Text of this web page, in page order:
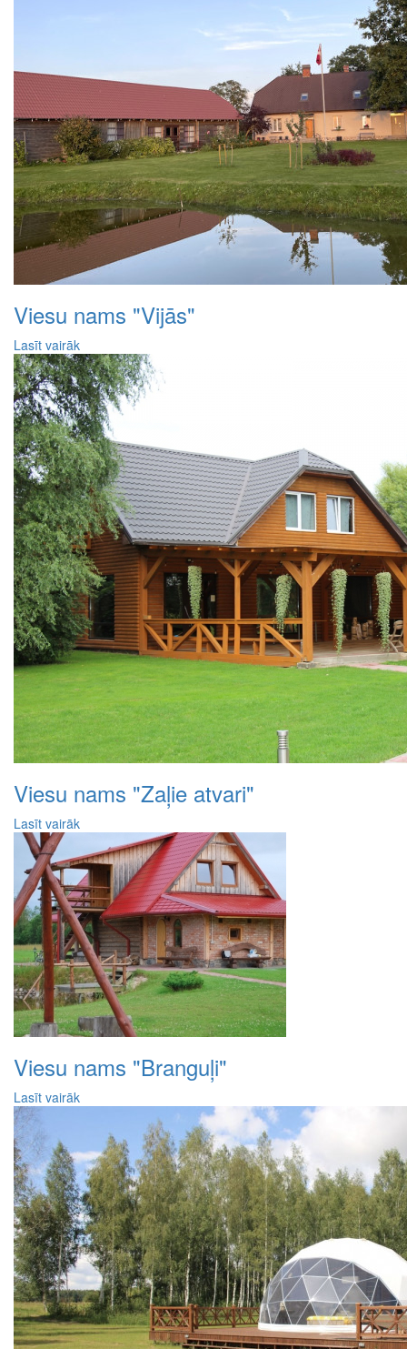
Viesu nams "Vijās"
Lasīt vairāk
Viesu nams "Zaļie atvari"
Lasīt vairāk
Viesu nams "Branguļi"
Lasīt vairāk